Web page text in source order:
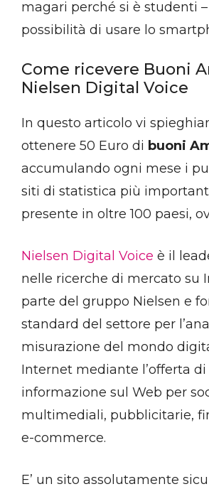
magari perché si è studenti –
possibilità di usare lo
Come ricevere Buoni
Nielsen Digital Voice
In questo articolo vi
ottenere 50 Euro di buoni
accumulando ogni mese i
siti di statistica più
presente in oltre 100 paesi,
Nielsen Digital Voice è il
nelle ricerche di mercato su
parte del gruppo Nielsen e
standard del settore per
misurazione del mondo
Internet mediante l’offerta
informazione sul Web per
multimediali, pubblicitarie,
e-commerce.
E’ un sito assolutamente